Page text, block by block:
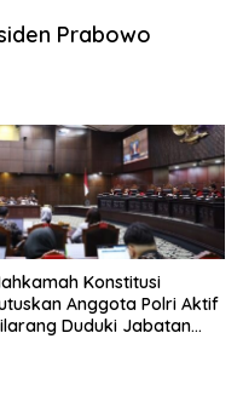
Prabowo
Konstitusi
Anggota Polri Aktif
Duduki Jabatan